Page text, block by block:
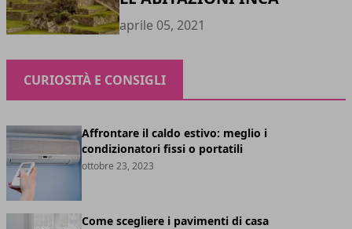
aprile 05, 2021
CURIOSITÀ E CONSIGLI
Affrontare il caldo estivo: meglio i
condizionatori fissi o portatili
ottobre 23, 2023
Come scegliere i pavimenti di casa